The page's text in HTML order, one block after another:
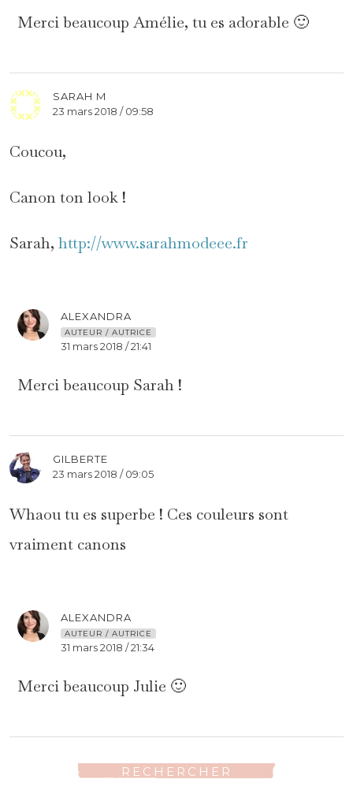
Merci beaucoup Amélie, tu es adorable 🙂
SARAH M
23 mars 2018 / 09:58
Coucou,
Canon ton look !
Sarah, http://www.sarahmodeee.fr
ALEXANDRA
AUTEUR / AUTRICE
31 mars 2018 / 21:41
Merci beaucoup Sarah !
GILBERTE
23 mars 2018 / 09:05
Whaou tu es superbe ! Ces couleurs sont
vraiment canons
ALEXANDRA
AUTEUR / AUTRICE
31 mars 2018 / 21:34
Merci beaucoup Julie 🙂
RECHERCHER